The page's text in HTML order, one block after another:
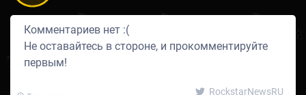
Комментариев нет :(
Не оставайтесь в стороне, и прокомментируйте
первым!
RockstarNewsRU